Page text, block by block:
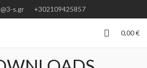
s.gr +302109425857
0,00€